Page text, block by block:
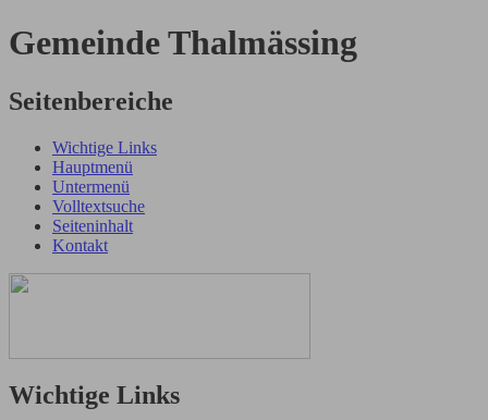
Gemeinde Thalmässing
Seitenbereiche
Wichtige Links
Hauptmenü
Untermenü
Volltextsuche
Seiteninhalt
Kontakt
Wichtige Links